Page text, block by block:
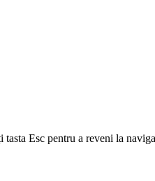
Esc pentru a reveni la